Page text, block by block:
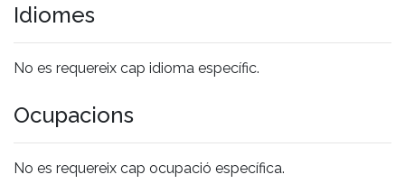
Idiomes
No es requereix cap idioma específic.
Ocupacions
No es requereix cap ocupació específica.